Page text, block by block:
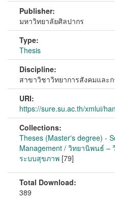
Publisher:
มหาวิทยาลัยศิลปากร
Type:
Thesis
Discipline:
สาขาวิชาวิทยาการสังคมและ
URI:
https://sure.su.ac.th/xmlui/
Collections:
Theses (Master's degree) -
Management / วิทยานิพนธ์ –
ระบบสุขภาพ [79]
Total Download:
389